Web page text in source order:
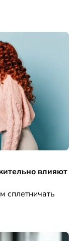
влияют
сплетничать